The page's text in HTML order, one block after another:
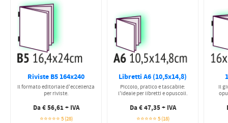
Riviste B5 164x240
Il formato editoriale d'eccellenza
per riviste.
Da € 56,61 + IVA
⭐⭐⭐⭐⭐ 5 (28)
Libretti A6 (10,5x14,8)
Piccolo, pratico e tascabile:
l'ideale per libretti e opuscoli.
Da € 47,35 + IVA
⭐⭐⭐⭐⭐ 5 (18)
Il